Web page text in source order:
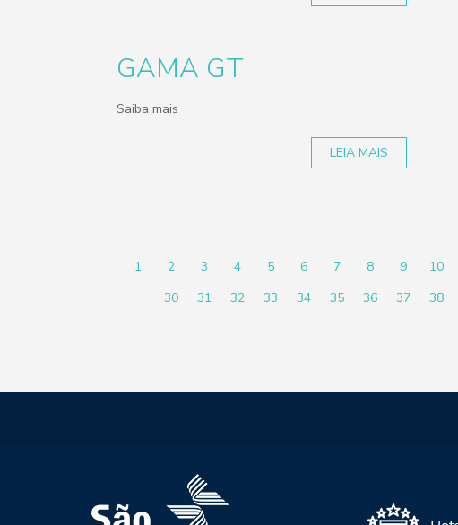
GAMA GT
Saiba mais
LEIA MAIS
1 2 3 4 5 6 7 8 9 10
30
31 32 33 34 35 36 37 38